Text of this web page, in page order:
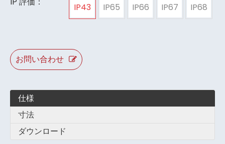
IP43 IP65 IP66 IP67 IP68
お問い合わせ
仕様
寸法
ダウンロード